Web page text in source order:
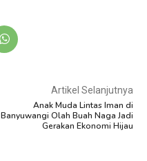
Artikel Selanjutnya
Anak Muda Lintas Iman di
Banyuwangi Olah Buah Naga Jadi
Gerakan Ekonomi Hijau